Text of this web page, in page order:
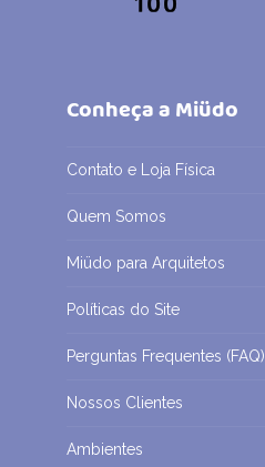
Conheça a Miüdo
Contato e Loja Física
Quem Somos
Miüdo para Arquitetos
Políticas do Site
Perguntas Frequentes (FAQ)
Nossos Clientes
Ambientes